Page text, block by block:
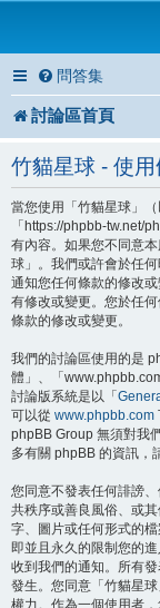
問答集
討論區首頁
竹貓星球 - 使用
當您使用「竹貓星球」
「https://phpbb-tw.net/
有內容。如果您不同意
球」。我們或許會於任
通知您任何條款的修改
有修改或變更。您於任
條款的修改或變更。
我們的討論區使用的是
體」、「
討論版系統是以「
可以從 www.phpbb.com
phpBB Group 無須對我
多有關 phpBB 的資訊，
您同意不發表任何誹謗
共秩序或善良風俗、或
字、圖片或任何形式的
即並且永久的限制您的
收到我們的通知。所有
發生。您同意「竹貓星
權力。作為一個使用者